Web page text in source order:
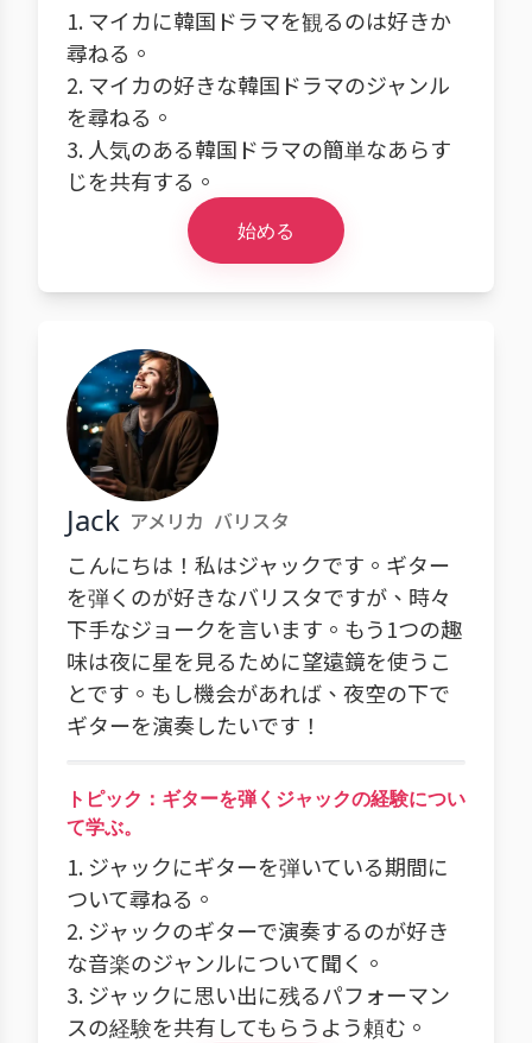
1. マイカに韓国ドラマを観るのは好きか
尋ねる。
2. マイカの好きな韓国ドラマのジャンル
を尋ねる。
3. 人気のある韓国ドラマの簡単なあらす
じを共有する。
始める
Jack アメリカ バリスタ
こんにちは！私はジャックです。ギター
を弾くのが好きなバリスタですが、時々
下手なジョークを言います。もう1つの趣
味は夜に星を見るために望遠鏡を使うこ
とです。もし機会があれば、夜空の下で
ギターを演奏したいです！
トピック：ギターを弾くジャックの経験につい
て学ぶ。
1. ジャックにギターを弾いている期間に
ついて尋ねる。
2. ジャックのギターで演奏するのが好き
な音楽のジャンルについて聞く。
3. ジャックに思い出に残るパフォーマン
スの経験を共有してもらうよう頼む。